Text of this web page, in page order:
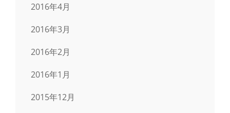
2016年4月
2016年3月
2016年2月
2016年1月
2015年12月